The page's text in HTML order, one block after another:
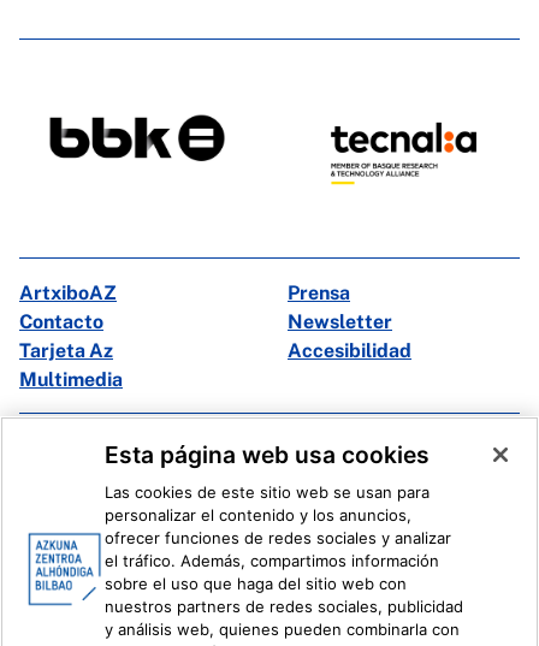
ArtxiboAZ
Prensa
Contacto
Newsletter
Tarjeta Az
Accesibilidad
Multimedia
Facebook
X
Ivoox
Información legal Sistema Interno de Información
Esta página web usa cookies
Las cookies de este sitio web se usan para
personalizar el contenido y los anuncios,
ofrecer funciones de redes sociales y analizar
el tráfico. Además, compartimos información
sobre el uso que haga del sitio web con
nuestros partners de redes sociales, publicidad
y análisis web, quienes pueden combinarla con